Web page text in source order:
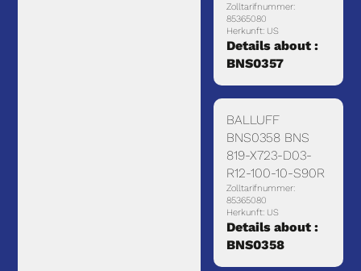
Zolltarifnummer:
85365080
Herkunft: US
Details about :
BNS0357
BALLUFF
BNS0358 BNS
819-X723-D03-
R12-100-10-S90R
Zolltarifnummer:
85365080
Herkunft: US
Details about :
BNS0358